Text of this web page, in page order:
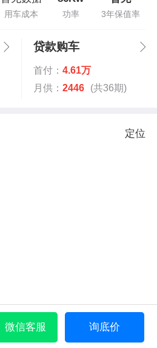
用车成本 功率 3年保值率
贷款购车
首付： 4.61万
月供： 2446 (共36期)
定位
微信客服 询底价